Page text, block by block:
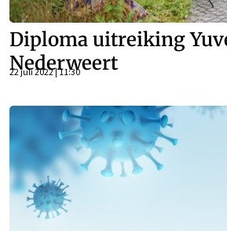
Diploma uitreiking
Nederweert
22 juli 2022 | 11:30